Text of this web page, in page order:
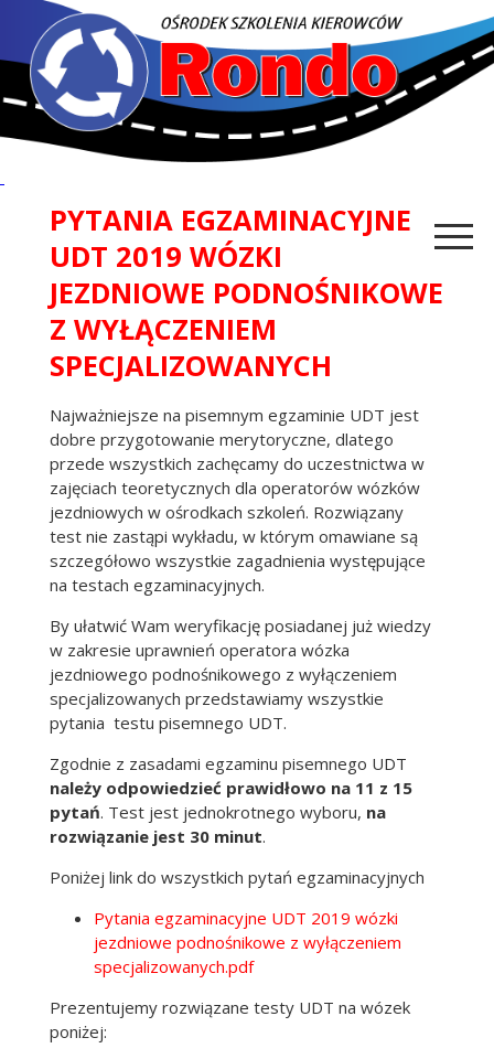
PYTANIA EGZAMINACYJNE
UDT 2019 WÓZKI
JEZDNIOWE PODNOŚNIKOWE
Z WYŁĄCZENIEM
SPECJALIZOWANYCH
Najważniejsze na pisemnym egzaminie UDT jest
dobre przygotowanie merytoryczne, dlatego
przede wszystkich zachęcamy do uczestnictwa w
zajęciach teoretycznych dla operatorów wózków
jezdniowych w ośrodkach szkoleń. Rozwiązany
test nie zastąpi wykładu, w którym omawiane są
szczegółowo wszystkie zagadnienia występujące
na testach egzaminacyjnych.
By ułatwić Wam weryfikację posiadanej już wiedzy
w zakresie uprawnień operatora wózka
jezdniowego podnośnikowego z wyłączeniem
specjalizowanych przedstawiamy wszystkie
pytania testu pisemnego UDT.
Zgodnie z zasadami egzaminu pisemnego UDT
należy odpowiedzieć prawidłowo na 11 z 15
pytań. Test jest jednokrotnego wyboru, na
rozwiązanie jest 30 minut.
Poniżej link do wszystkich pytań egzaminacyjnych
Pytania egzaminacyjne UDT 2019 wózki
jezdniowe podnośnikowe z wyłączeniem
specjalizowanych.pdf
Prezentujemy rozwiązane testy UDT na wózek
poniżej: